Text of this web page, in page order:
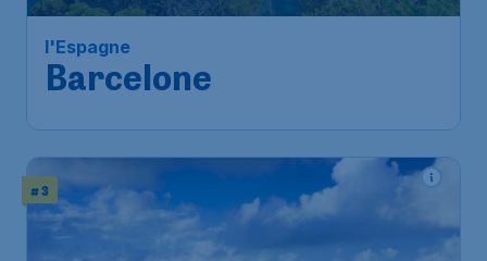
l'Espagne
Barcelone
# 3